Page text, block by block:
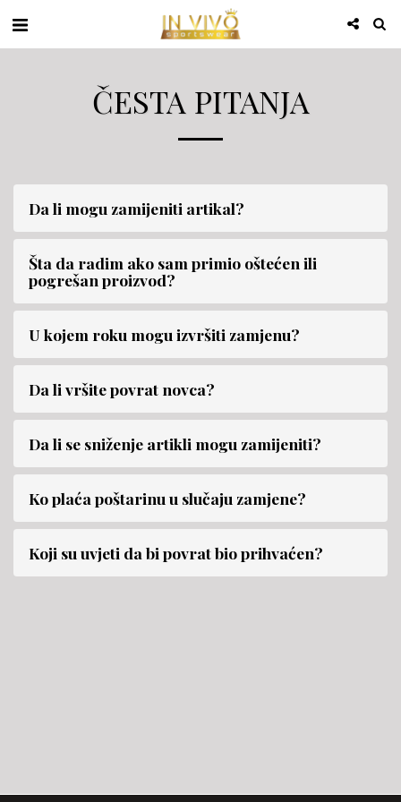
ČESTA PITANJA
Da li mogu zamijeniti artikal?
Šta da radim ako sam primio oštećen ili
pogrešan proizvod?
U kojem roku mogu izvršiti zamjenu?
Da li vršite povrat novca?
Da li se snižеnje artikli mogu zamijeniti?
Ko plaća poštarinu u slučaju zamjene?
Koji su uvjeti da bi povrat bio prihvaćen?